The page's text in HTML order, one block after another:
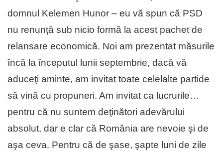
domnul Kelemen Hunor – eu vă spun că PSD
nu renunţă sub nicio formă la acest pachet de
relansare economică. Noi am prezentat măsurile
încă la începutul lunii septembrie, dacă vă
aduceţi aminte, am invitat toate celelalte partide
să vină cu propuneri. Am invitat ca lucrurile…
pentru că nu suntem deţinători adevărului
absolut, dar e clar că România are nevoie şi de
aşa ceva. Pentru că de şase, şapte luni de zile